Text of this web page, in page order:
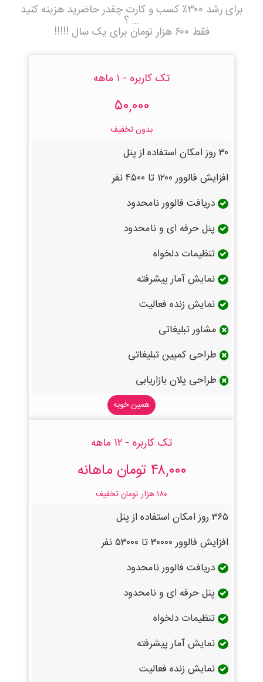
برای رشد ۳۰۰٪ کسب و کارت چقدر حاضرید هزینه کنید
... ؟
فقط ۶۰۰ هزار تومان برای یک سال !!!!!
تک کاربره - ۱ ماهه
۵۰,۰۰۰
بدون تخفیف
۳۰ روز امکان استفاده از پنل
افزایش فالوور ۱۲۰۰ تا ۴۵۰۰ نفر
دریافت فالوور نامحدود
پنل حرفه ای و نامحدود
تنظیمات دلخواه
نمایش آمار پیشرفته
نمایش زنده فعالیت
مشاور تبلیغاتی
طراحی کمپین تبلیغاتی
طراحی پلان بازاریابی
همین خوبه
تک کاربره - ۱۲ ماهه
۴۸,۰۰۰ تومان ماهانه
۱۸۰ هزار تومان تخفیف
۳۶۵ روز امکان استفاده از پنل
افزایش فالوور ۳۰۰۰۰ تا ۵۳۰۰۰ نفر
دریافت فالوور نامحدود
پنل حرفه ای و نامحدود
تنظیمات دلخواه
نمایش آمار پیشرفته
نمایش زنده فعالیت